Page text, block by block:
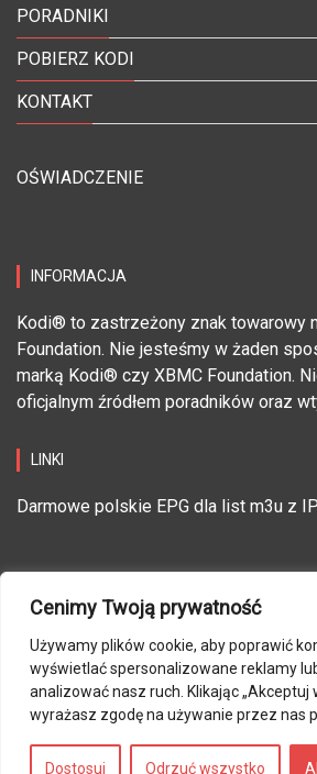
Cenimy Twoją prywatność
Używamy plików cookie, aby poprawić
wyświetlać spersonalizowane reklamy
analizować nasz ruch. Klikając „Akceptuj
wyrażasz zgodę na używanie przez nas
Dostosuj Odrzuć wszystko
PORADNIKI
POBIERZ KODI
KONTAKT
OŚWIADCZENIE
INFORMACJA
Kodi® to zastrzeżony znak towarowy
Foundation. Nie jesteśmy w żaden
marką Kodi® czy XBMC Foundation.
oficjalnym źródłem poradników oraz
LINKI
Darmowe polskie EPG dla list m3u z
FACEBOOK